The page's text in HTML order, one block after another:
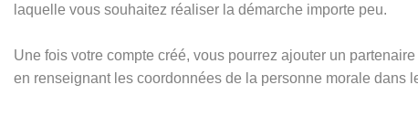
laquelle vous souhaitez réaliser la démarche importe peu.
Une fois votre compte créé, vous pourrez ajouter un
en renseignant les coordonnées de la personne morale dans